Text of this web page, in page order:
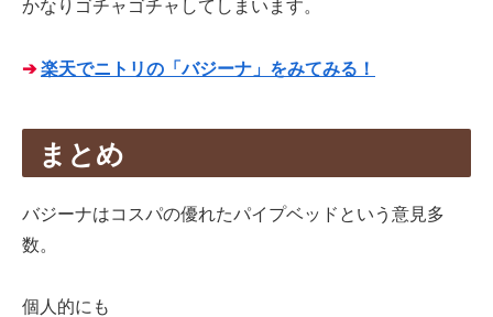
かなりゴチャゴチャしてしまいます。
➔ 楽天でニトリの「バジーナ」をみてみる！
まとめ
バジーナはコスパの優れたパイプベッドという意見多
数。
個人的にも